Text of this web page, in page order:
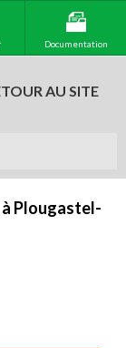
Documentation
AU SITE
à Plougastel-